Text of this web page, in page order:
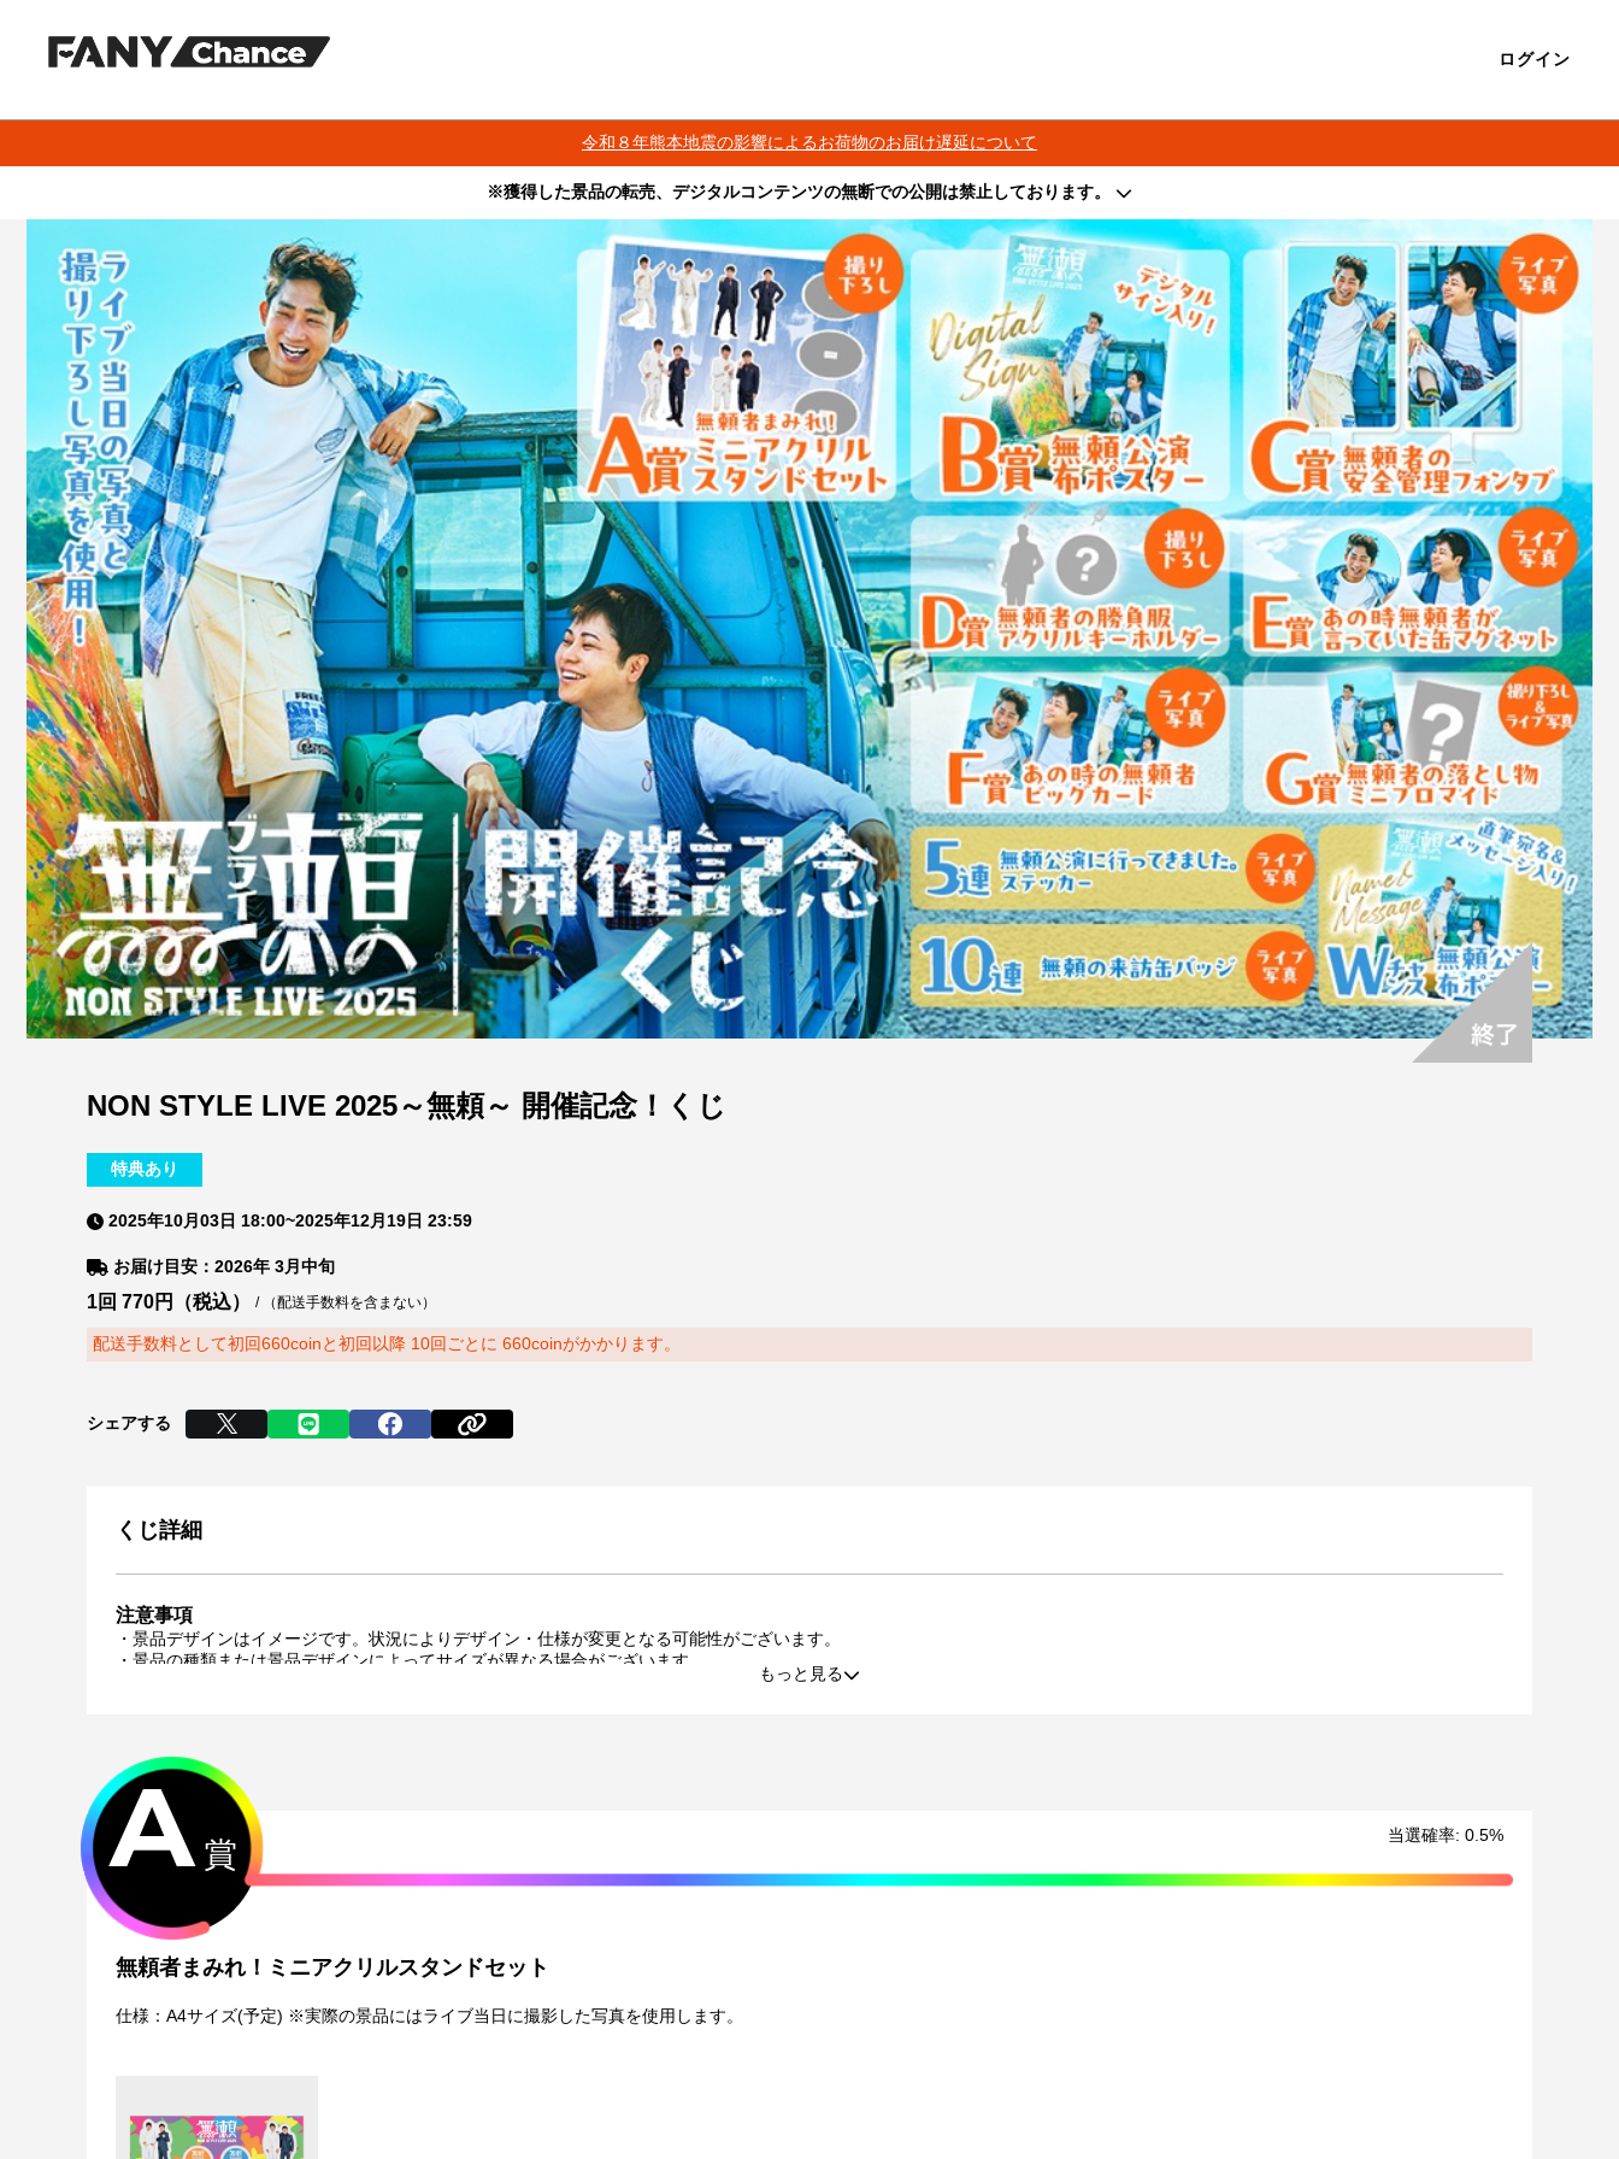
ログイン
令和８年熊本地震の影響によるお荷物のお届け遅延について
※獲得した景品の転売、デジタルコンテンツの無断での公開は禁止しております。
・本サービスで獲得された景品をオークション等へ出品する行為、その他営利目的での転売行為は禁止しております。
・本サービスで獲得された動画･画像･ボイス等のデジタルコンテンツは、出品者が著作権を有しております。無断でのSNS等での公開、譲渡、その他著作権を侵害する行為は禁止しております。
・当選権利は当選者ご本人のみ有効となります。当選権利の譲渡、オークション等への出品、その他営利目的での転売は禁止しております。
NON STYLE LIVE 2025～無頼～ 開催記念！くじ
特典あり
2025年10月03日 18:00~2025年12月19日 23:59
お届け目安：2026年 3月中旬
1回 770円（税込） / （配送手数料を含まない）
配送手数料として初回660coinと初回以降 10回ごとに 660coinがかかります。
シェアする
くじ詳細
注意事項
・景品デザインはイメージです。状況によりデザイン・仕様が変更となる可能性がございます。
・景品の種類または景品デザインによってサイズが異なる場合がございます。
おります。
・当選権利は当選者ご本人のみ有効となります。当選権利の譲渡、オークション等への出品、その他営利目的での転売は禁止しております。
・運営様の都合により、一部サイン入り景品がご用意ができなくなる場合がございます。その場合、別のサイン入り景品に変更させていただく可能性がございます。（該当者には別途
メールにてご連絡させていただきます。）
・製造に伴い発生した製品イメージを大きく損なわない程度の微細なキズ・縫製・糸くずなどに関しましては交換対象外となります。
・弊社サイト以外で景品を購入された場合、弊社は一切責任を負いません。
・一部の景品は希望景品の選択や希望の宛名を入力（オプション登録）する必要がございます。期限内に登録いただけなかった場合、ご希望の景品や宛名以外でのお届けとなる可能性
がございます。
配送について
・製作状況や天候状況によりくじページに記載のお届け目安から前後した配送となる場合がございます。
・多連特典をご希望の場合、「くじ引き内容の選択」にてご希望の景品が表示されているボタンを選択の上でくじ引きを行ってください。
※単発（1回ボタン）で引いた方は多連特典の対象とはなりませんのでご注意ください。
もっと見る
当選確率: 0.5%
A 賞
無頼者まみれ！ミニアクリルスタンドセット
仕様：A4サイズ(予定) ※実際の景品にはライブ当日に撮影した写真を使用します。